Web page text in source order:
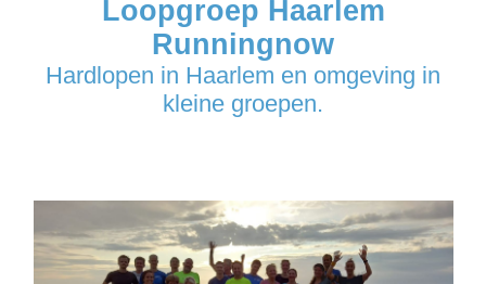
Loopgroep Haarlem
Runningnow
Hardlopen in Haarlem en omgeving in
kleine groepen.